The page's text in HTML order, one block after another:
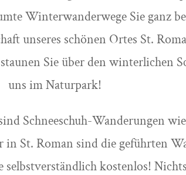
Winterwanderwege Sie ganz
unseres schönen Ortes St.
Sie über den winterlichen
uns im Naturpark!
Schneeschuh-Wanderungen
St. Roman sind die geführten
selbstverständlich kostenlos!